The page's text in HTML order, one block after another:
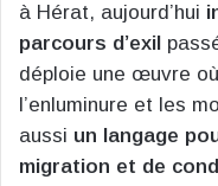
à Hérat, aujourd’hui
parcours d’exil
déploie une œuvre
l’enluminure et les
aussi un langage
migration et de